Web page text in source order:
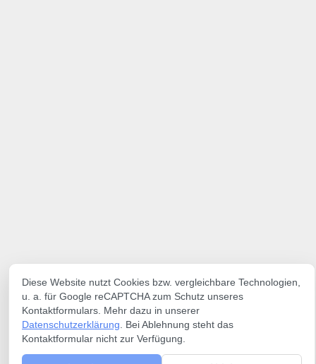
Diese Website nutzt Cookies bzw. vergleichbare Technologien,
u. a. für Google reCAPTCHA zum Schutz unseres
Kontaktformulars. Mehr dazu in unserer
Datenschutzerklärung . Bei Ablehnung steht das
Kontaktformular nicht zur Verfügung.